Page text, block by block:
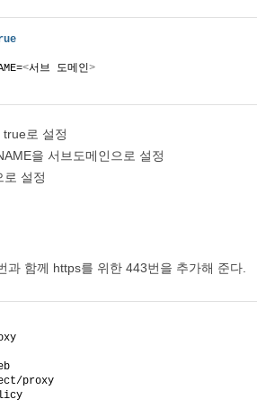
<서브 도메인>
로 설정
을 서브도메인으로 설정
로 설정
과 함께 https를 위한 443번을 추가해 준다.
proxy